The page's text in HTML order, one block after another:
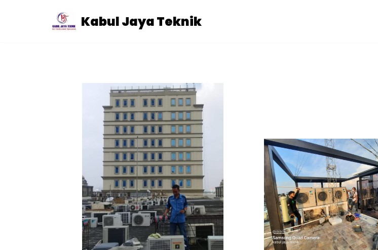
Kabul Jaya Teknik